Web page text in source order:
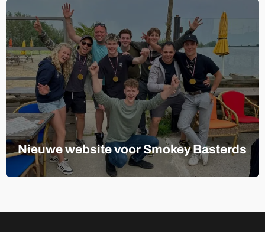
Nieuwe website voor Smokey Basterds